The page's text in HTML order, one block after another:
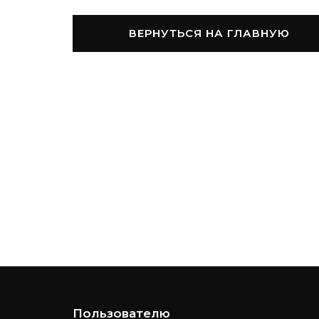
ВЕРНУТЬСЯ НА ГЛАВНУЮ
Пользователю